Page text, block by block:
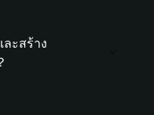
ะสร้าง